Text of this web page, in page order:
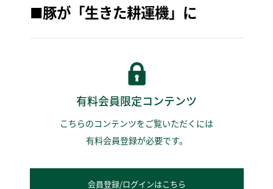
■豚が「生きた耕運機」に
有料会員限定コンテンツ
こちらのコンテンツをご覧いただくには
有料会員登録が必要です。
会員登録/ログインはこちら